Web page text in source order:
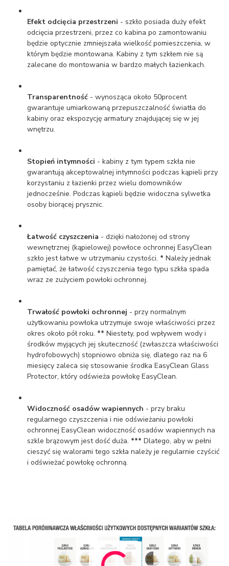
Efekt odcięcia przestrzeni - szkło posiada duży efekt
odcięcia przestrzeni, przez co kabina po zamontowaniu
będzie optycznie zmniejszała wielkość pomieszczenia, w
którym będzie montowana. Kabiny z tym szkłem nie są
zalecane do montowania w bardzo małych łazienkach.
Transparentność - wynosząca około 50procent
gwarantuje umiarkowaną przepuszczalność światła do
kabiny oraz ekspozycję armatury znajdującej się w jej
wnętrzu.
Stopień intymności - kabiny z tym typem szkła nie
gwarantują akceptowalnej intymności podczas kąpieli przy
korzystaniu z łazienki przez wielu domowników
jednocześnie. Podczas kąpieli będzie widoczna sylwetka
osoby biorącej prysznic.
Łatwość czyszczenia - dzięki nałożonej od strony
wewnętrznej (kąpielowej) powłoce ochronnej EasyClean
szkło jest łatwe w utrzymaniu czystości. * Należy jednak
pamiętać, że łatwość czyszczenia tego typu szkła spada
wraz ze zużyciem powłoki ochronnej.
Trwałość powłoki ochronnej - przy normalnym
użytkowaniu powłoka utrzymuje swoje właściwości przez
okres około pół roku. ** Niestety, pod wpływem wody i
środków myjących jej skuteczność (zwłaszcza właściwości
hydrofobowych) stopniowo obniża się, dlatego raz na 6
miesięcy zaleca się stosowanie środka EasyClean Glass
Protector, który odświeża powłokę EasyClean.
Widoczność osadów wapiennych - przy braku
regularnego czyszczenia i nie odświeżaniu powłoki
ochronnej EasyClean widoczność osadów wapiennych na
szkle brązowym jest dość duża. *** Dlatego, aby w pełni
cieszyć się walorami tego szkła należy je regularnie czyścić
i odświeżać powłokę ochronną.